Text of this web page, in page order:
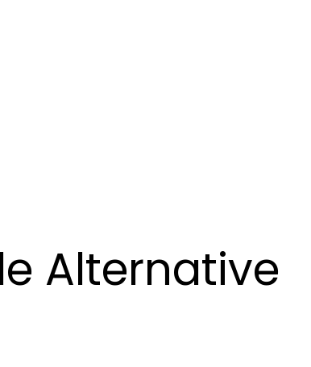
Alternative